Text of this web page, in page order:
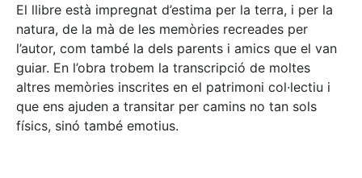
El llibre està impregnat d’estima per la terra, i per la
natura, de la mà de les memòries recreades per
l’autor, com també la dels parents i amics que el van
guiar. En l’obra trobem la transcripció de moltes
altres memòries inscrites en el patrimoni col·lectiu i
que ens ajuden a transitar per camins no tan sols
físics, sinó també emotius.